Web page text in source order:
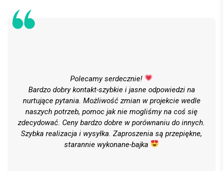
Polecamy serdecznie!
Bardzo dobry kontakt-szybkie i jasne odpowiedzi na
nurtujące pytania. Możliwość zmian w projekcie wedle
naszych potrzeb, pomoc jak nie mogliśmy na coś się
zdecydować. Ceny bardzo dobre w porównaniu do innych.
Szybka realizacja i wysyłka. Zaproszenia są przepiękne,
starannie wykonane-bajka